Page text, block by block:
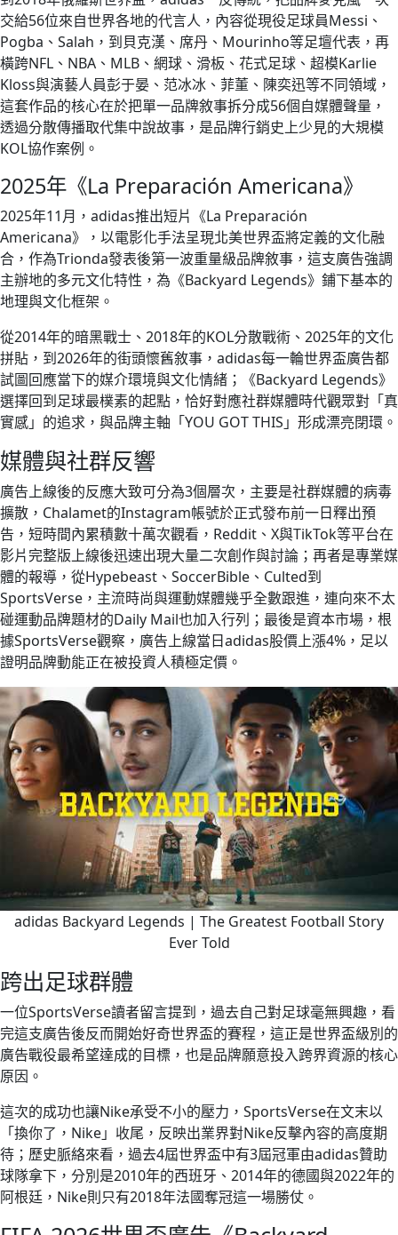
交給56位來自世界各地的代言人，內容從現役足球員Messi、
Pogba、Salah，到貝克漢、席丹、Mourinho等足壇代表，再
橫跨NFL、NBA、MLB、網球、滑板、花式足球、超模Karlie
Kloss與演藝人員彭于晏、范冰冰、菲董、陳奕迅等不同領域，
這套作品的核心在於把單一品牌敘事拆分成56個自媒體聲量，
透過分散傳播取代集中說故事，是品牌行銷史上少見的大規模
KOL協作案例。
2025年《La Preparación Americana》
2025年11月，adidas推出短片《La Preparación
Americana》，以電影化手法呈現北美世界盃將定義的文化融
合，作為Trionda發表後第一波重量級品牌敘事，這支廣告強調
主辦地的多元文化特性，為《Backyard Legends》鋪下基本的
地理與文化框架。
從2014年的暗黑戰士、2018年的KOL分散戰術、2025年的文化
拼貼，到2026年的街頭懷舊敘事，adidas每一輪世界盃廣告都
試圖回應當下的媒介環境與文化情緒；《Backyard Legends》
選擇回到足球最樸素的起點，恰好對應社群媒體時代觀眾對「真
實感」的追求，與品牌主軸「YOU GOT THIS」形成漂亮閉環。
媒體與社群反響
廣告上線後的反應大致可分為3個層次，主要是社群媒體的病毒
擴散，Chalamet的Instagram帳號於正式發布前一日釋出預
告，短時間內累積數十萬次觀看，Reddit、X與TikTok等平台在
影片完整版上線後迅速出現大量二次創作與討論；再者是專業媒
體的報導，從Hypebeast、SoccerBible、Culted到
SportsVerse，主流時尚與運動媒體幾乎全數跟進，連向來不太
碰運動品牌題材的Daily Mail也加入行列；最後是資本市場，根
據SportsVerse觀察，廣告上線當日adidas股價上漲4%，足以
證明品牌動能正在被投資人積極定價。
adidas Backyard Legends | The Greatest Football Story
Ever Told
跨出足球群體
一位SportsVerse讀者留言提到，過去自己對足球毫無興趣，看
完這支廣告後反而開始好奇世界盃的賽程，這正是世界盃級別的
廣告戰役最希望達成的目標，也是品牌願意投入跨界資源的核心
原因。
這次的成功也讓Nike承受不小的壓力，SportsVerse在文末以
「換你了，Nike」收尾，反映出業界對Nike反擊內容的高度期
待；歷史脈絡來看，過去4屆世界盃中有3屆冠軍由adidas贊助
球隊拿下，分別是2010年的西班牙、2014年的德國與2022年的
阿根廷，Nike則只有2018年法國奪冠這一場勝仗。